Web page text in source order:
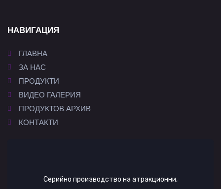
НАВИГАЦИЯ
ГЛАВНА
ЗА НАС
ПРОДУКТИ
ВИДЕО ГАЛЕРИЯ
ПРОДУКТОВ АРХИВ
КОНТАКТИ
Серийно производство на атракционни,